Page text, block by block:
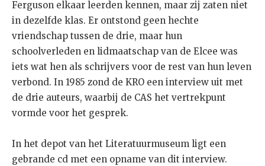
Ferguson elkaar leerden kennen, maar zij zaten niet
in dezelfde klas. Er ontstond geen hechte
vriendschap tussen de drie, maar hun
schoolverleden en lidmaatschap van de Elcee was
iets wat hen als schrijvers voor de rest van hun leven
verbond. In 1985 zond de KRO een interview uit met
de drie auteurs, waarbij de CAS het vertrekpunt
vormde voor het gesprek.
In het depot van het Literatuurmuseum ligt een
gebrande cd met een opname van dit interview.